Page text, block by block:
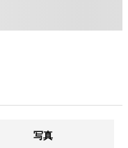
写真